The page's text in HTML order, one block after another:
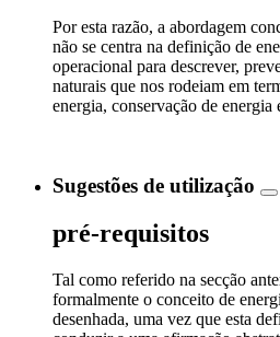
Por esta razão, a abordagem
não se centra na definição de
operacional para descrever,
naturais que nos rodeiam em
energia, conservação de energia
Sugestões de utilização
pré-requisitos
Tal como referido na secção
formalmente o conceito de
desenhada, uma vez que esta